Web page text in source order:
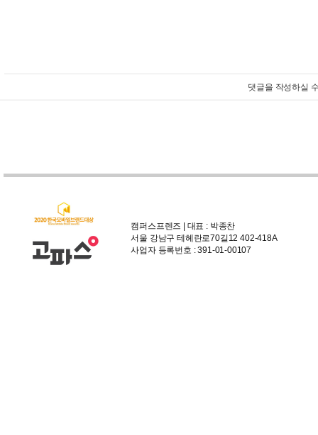
댓글을 작성하실
캠퍼스프렌즈 | 대표 : 박종찬
서울 강남구 테헤란로70길12 402-418A
사업자 등록번호 : 391-01-00107